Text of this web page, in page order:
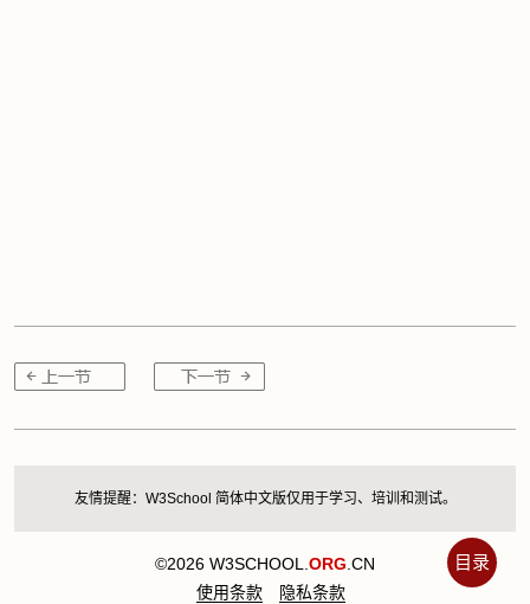
目录
友情提醒：W3School 简体中文版仅用于学习、培训和测试。
©2026 W3SCHOOL. ORG .CN
使用条款
隐私条款